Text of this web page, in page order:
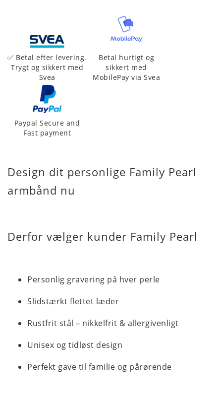
✅ Betal efter levering.
Trygt og sikkert med
Svea
Betal hurtigt og
sikkert med
MobilePay via Svea
Paypal Secure and
Fast payment
Design dit personlige Family Pearl
armbånd nu
Derfor vælger kunder Family Pearl
Personlig gravering på hver perle
Slidstærkt flettet læder
Rustfrit stål – nikkelfrit & allergivenligt
Unisex og tidløst design
Perfekt gave til familie og pårørende